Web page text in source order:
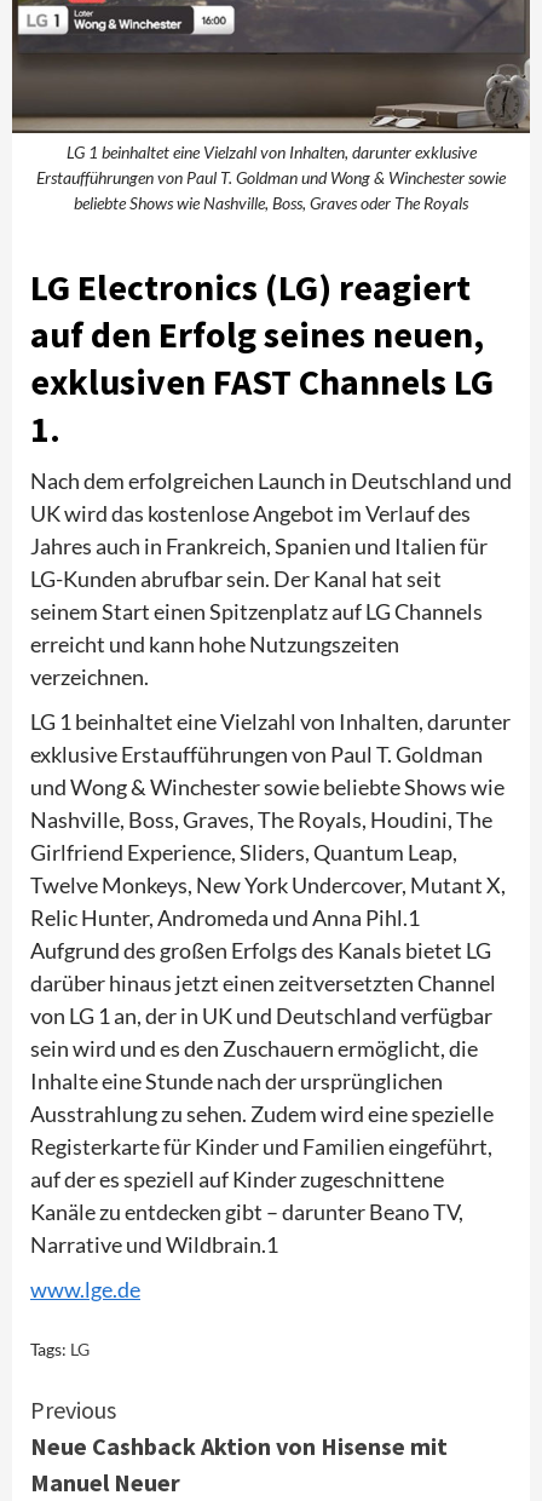
LG 1 beinhaltet eine Vielzahl von Inhalten, darunter exklusive
Erstaufführungen von Paul T. Goldman und Wong & Winchester sowie
beliebte Shows wie Nashville, Boss, Graves oder The Royals
LG Electronics (LG) reagiert
auf den Erfolg seines neuen,
exklusiven FAST Channels LG
1.
Nach dem erfolgreichen Launch in Deutschland und
UK wird das kostenlose Angebot im Verlauf des
Jahres auch in Frankreich, Spanien und Italien für
LG-Kunden abrufbar sein. Der Kanal hat seit
seinem Start einen Spitzenplatz auf LG Channels
erreicht und kann hohe Nutzungszeiten
verzeichnen.
LG 1 beinhaltet eine Vielzahl von Inhalten, darunter
exklusive Erstaufführungen von Paul T. Goldman
und Wong & Winchester sowie beliebte Shows wie
Nashville, Boss, Graves, The Royals, Houdini, The
Girlfriend Experience, Sliders, Quantum Leap,
Twelve Monkeys, New York Undercover, Mutant X,
Relic Hunter, Andromeda und Anna Pihl.1
Aufgrund des großen Erfolgs des Kanals bietet LG
darüber hinaus jetzt einen zeitversetzten Channel
von LG 1 an, der in UK und Deutschland verfügbar
sein wird und es den Zuschauern ermöglicht, die
Inhalte eine Stunde nach der ursprünglichen
Ausstrahlung zu sehen. Zudem wird eine spezielle
Registerkarte für Kinder und Familien eingeführt,
auf der es speziell auf Kinder zugeschnittene
Kanäle zu entdecken gibt – darunter Beano TV,
Narrative und Wildbrain.1
www.lge.de
Tags: LG
Continue
Reading
Previous
Neue Cashback Aktion von Hisense mit
Manuel Neuer